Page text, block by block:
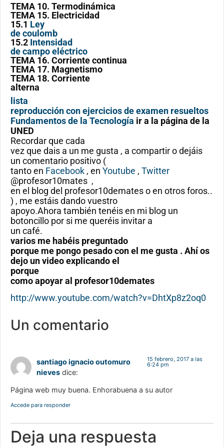
TEMA 10. Termodinámica
TEMA 15. Electricidad
15.1 Ley
de coulomb
15.2 Intensidad
de campo eléctrico
TEMA 16. Corriente continua
TEMA 17. Magnetismo
TEMA 18. Corriente
alterna
lista
reproducción con ejercicios de examen resueltos
Fundamentos de la Tecnología ir a la página de la
UNED
Recordar que cada
vez que dais a un me gusta , a compartir o dejáis
un comentario positivo (
tanto en Facebook , en Youtube , Twitter
@profesor10mates ,
en el blog del profesor10demates o en otros foros..
) , me estáis dando vuestro
apoyo.Ahora también tenéis en mi blog un
botoncillo por si me queréis invitar a
un café.
varios me habéis preguntado
porque me pongo pesado con el me gusta . Ahí os
dejo un video explicando el
porque
como apoyar al profesor10demates
http://www.youtube.com/watch?v=DhtXp8z2oq0
Un comentario
santiago ignacio outomuro
nieves dice:
15 febrero, 2017 a las
6:24 pm
Página web muy buena. Enhorabuena a su autor
Accede para responder
Deja una respuesta